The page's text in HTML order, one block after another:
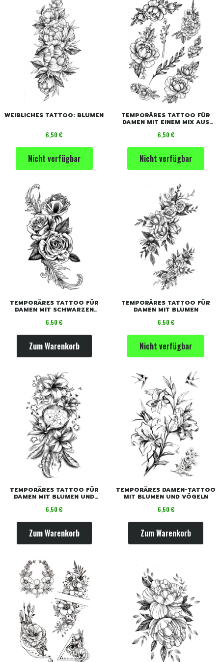
WEIBLICHES TATTOO: BLUMEN
Preis
6,50 €
Nicht verfügbar
TEMPORÄRES TATTOO FÜR
DAMEN MIT EINEM MIX AUS
Preis
6,50 €
Nicht verfügbar
TEMPORÄRES TATTOO FÜR
DAMEN MIT SCHWARZEN
Preis
6,50 €
Zum Warenkorb
TEMPORÄRES TATTOO FÜR
DAMEN MIT BLUMEN
Preis
6,50 €
Nicht verfügbar
TEMPORÄRES TATTOO FÜR
DAMEN MIT BLUMEN UND
Preis
6,50 €
Zum Warenkorb
TEMPORÄRES DAMEN-TATTOO
MIT BLUMEN UND VÖGELN
Preis
6,50 €
Zum Warenkorb